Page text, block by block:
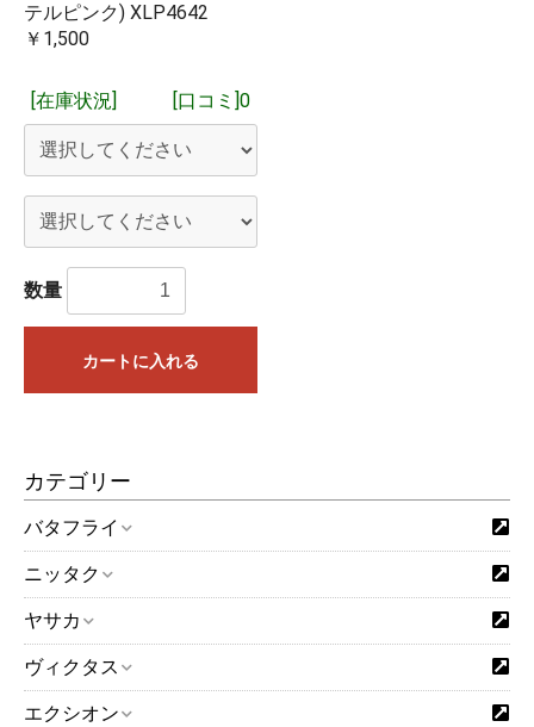
カテゴリー
バタフライ
ニッタク
ヤサカ
ヴィクタス
エクシオン
テルピンク) XLP4642
￥1,500
[在庫状況] [口コミ]0
数量
カートに入れる
※15時までに当社にメーカーから入荷した商品や当社に在庫が
ある商品をご注文いただいた場合は、15時現在当社に在庫が
閉じる